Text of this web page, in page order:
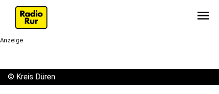
menu
Anzeige
© Kreis Düren